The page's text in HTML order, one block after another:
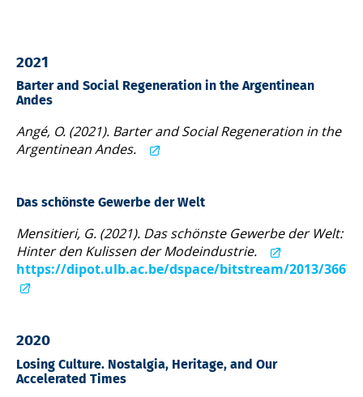
2021
Barter and Social Regeneration in the Argentinean
Andes
Angé, O. (2021). Barter and Social Regeneration in the
Argentinean Andes.
Das schönste Gewerbe der Welt
Mensitieri, G. (2021). Das schönste Gewerbe der Welt:
Hinter den Kulissen der Modeindustrie.
https://dipot.ulb.ac.be/dspace/bitstream/2013/
2020
Losing Culture. Nostalgia, Heritage, and Our
Accelerated Times